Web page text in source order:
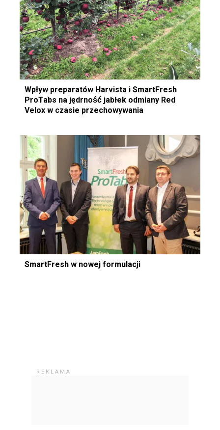
Wpływ preparatów Harvista i SmartFresh
ProTabs na jędrność jabłek odmiany Red
Velox w czasie przechowywania
SmartFresh w nowej formulacji